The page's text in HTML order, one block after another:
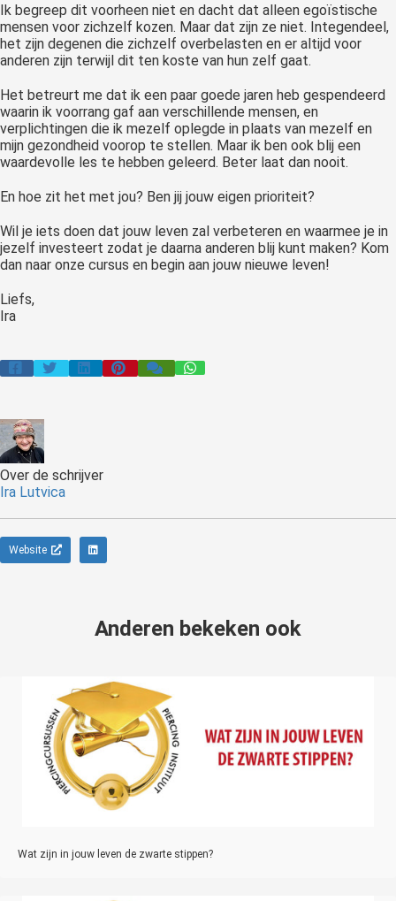
Ik begreep dit voorheen niet en dacht dat alleen egoïstische
mensen voor zichzelf kozen. Maar dat zijn ze niet. Integendeel,
het zijn degenen die zichzelf overbelasten en er altijd voor
anderen zijn terwijl dit ten koste van hun zelf gaat.
Het betreurt me dat ik een paar goede jaren heb gespendeerd
waarin ik voorrang gaf aan verschillende mensen, en
verplichtingen die ik mezelf oplegde in plaats van mezelf en
mijn gezondheid voorop te stellen. Maar ik ben ook blij een
waardevolle les te hebben geleerd. Beter laat dan nooit.
En hoe zit het met jou? Ben jij jouw eigen prioriteit?
Wil je iets doen dat jouw leven zal verbeteren en waarmee je in
jezelf investeert zodat je daarna anderen blij kunt maken? Kom
dan naar onze cursus en begin aan jouw nieuwe leven!
Liefs,
Ira
Over de schrijver
Ira Lutvica
Website
Anderen bekeken ook
Wat zijn in jouw leven de zwarte stippen?